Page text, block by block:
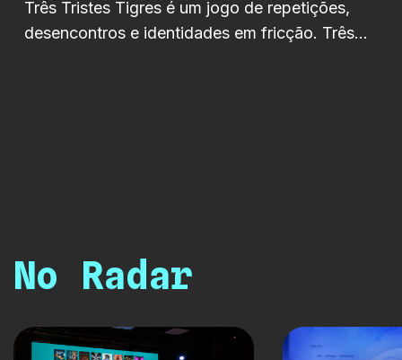
Três Tristes Tigres é um jogo de repetições,
desencontros e identidades em fricção. Três
No Radar